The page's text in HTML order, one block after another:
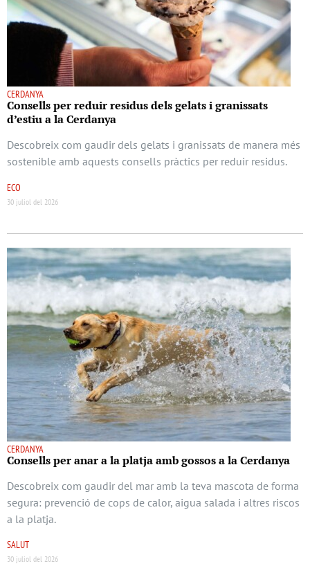
CERDANYA
Consells per reduir residus dels gelats i granissats
d’estiu a la Cerdanya
Descobreix com gaudir dels gelats i granissats de manera més
sostenible amb aquests consells pràctics per reduir residus.
ECO
30 juliol del 2026
CERDANYA
Consells per anar a la platja amb gossos a la Cerdanya
Descobreix com gaudir del mar amb la teva mascota de forma
segura: prevenció de cops de calor, aigua salada i altres riscos
a la platja.
SALUT
30 juliol del 2026